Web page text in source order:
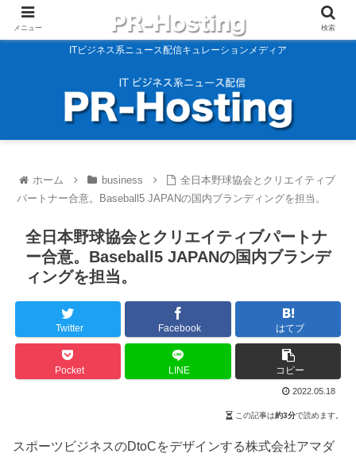
ITビジネス系ニュース配信キュレーションメディア
ホーム business
全日本野球協会とクリエイティブ
パートナー合意。Baseball5 JAPANの国内ブランディングを担当。
全日本野球協会とクリエイティブパートナ
ー合意。Baseball5 JAPANの国内ブランデ
ィングを担当。
Twitter Facebook はてブ
Pocket LINE コピー
2022.05.18
この記事は約3分で読めます。
スポーツビジネスのDtoCをデザインする株式会社アマダ
メニュー 検索